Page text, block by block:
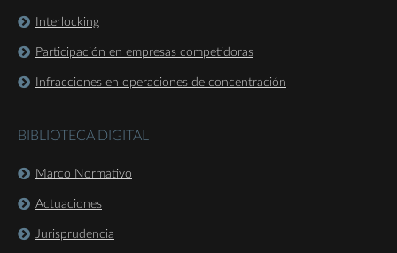
Interlocking
Participación en empresas competidoras
Infracciones en operaciones de concentración
BIBLIOTECA DIGITAL
Marco Normativo
Actuaciones
Jurisprudencia